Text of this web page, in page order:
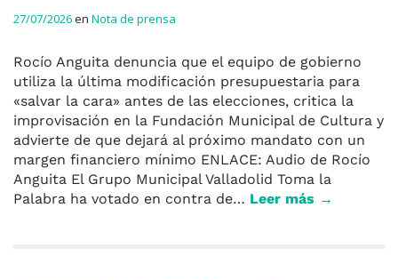
27/07/2026en Nota de prensa
Rocío Anguita denuncia que el equipo de gobierno
utiliza la última modificación presupuestaria para
«salvar la cara» antes de las elecciones, critica la
improvisación en la Fundación Municipal de Cultura y
advierte de que dejará al próximo mandato con un
margen financiero mínimo ENLACE: Audio de Rocío
Anguita El Grupo Municipal Valladolid Toma la
Palabra ha votado en contra de… Leer más →